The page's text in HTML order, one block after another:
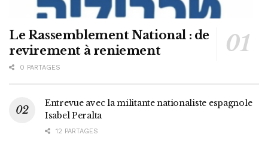
Le Rassemblement National : de
revirement à reniement
0 PARTAGES
Entrevue avec la militante nationaliste espagnole
Isabel Peralta
12 PARTAGES